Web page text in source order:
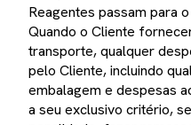
Reagentes passam para
Quando o Cliente
transporte, qualquer
pelo Cliente, incluindo
embalagem e despesas
a seu exclusivo critério,